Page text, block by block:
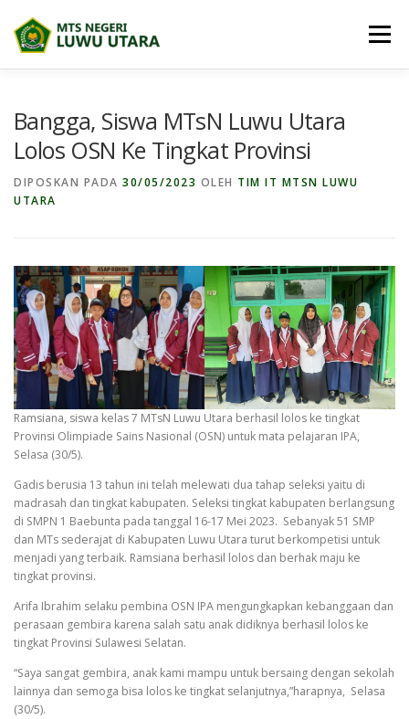
konten
Menu
Bangga, Siswa MTsN Luwu Utara
Lolos OSN Ke Tingkat Provinsi
DIPOSKAN PADA 30/05/2023 OLEH TIM IT MTSN LUWU
UTARA
Ramsiana, siswa kelas 7 MTsN Luwu Utara berhasil lolos ke tingkat
Provinsi Olimpiade Sains Nasional (OSN) untuk mata pelajaran IPA,
Selasa (30/5).
Gadis berusia 13 tahun ini telah melewati dua tahap seleksi yaitu di
madrasah dan tingkat kabupaten. Seleksi tingkat kabupaten berlangsung
di SMPN 1 Baebunta pada tanggal 16-17 Mei 2023. Sebanyak 51 SMP
dan MTs sederajat di Kabupaten Luwu Utara turut berkompetisi untuk
menjadi yang terbaik. Ramsiana berhasil lolos dan berhak maju ke
tingkat provinsi.
Arifa Ibrahim selaku pembina OSN IPA mengungkapkan kebanggaan dan
perasaan gembira karena salah satu anak didiknya berhasil lolos ke
tingkat Provinsi Sulawesi Selatan.
“Saya sangat gembira, anak kami mampu untuk bersaing dengan sekolah
lainnya dan semoga bisa lolos ke tingkat selanjutnya,”harapnya, Selasa
(30/5).